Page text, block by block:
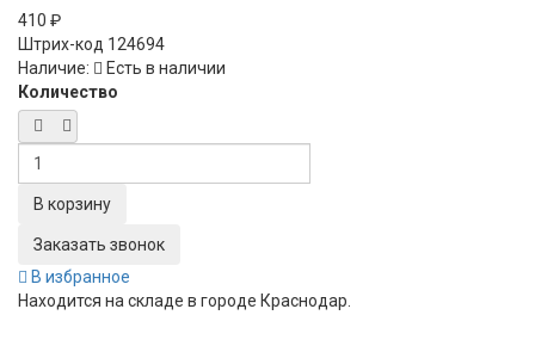
410 ₽
Штрих-код 124694
Наличие:
Есть в наличии
Количество
Заказать звонок
В избранное
Находится на складе в городе Краснодар